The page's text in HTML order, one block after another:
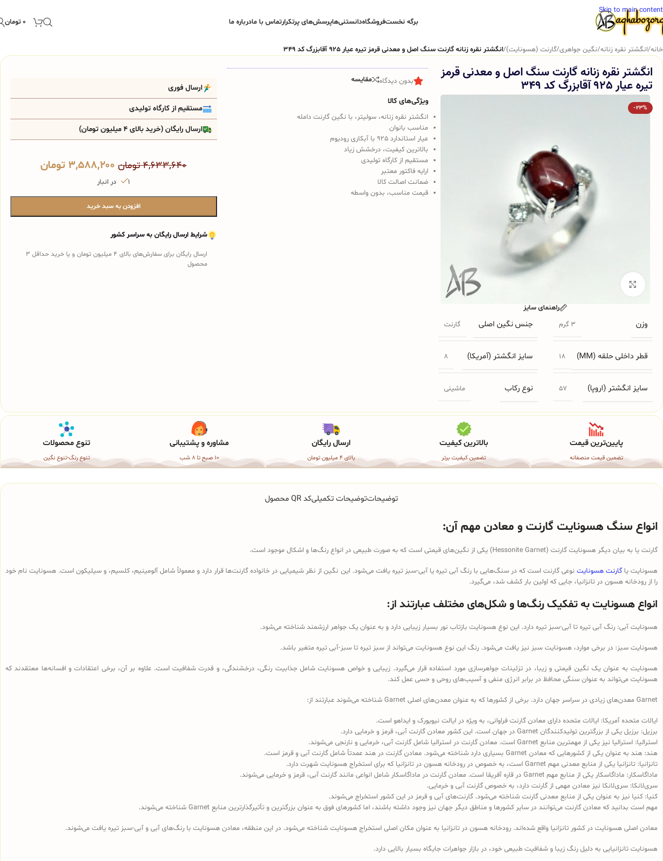
Skip to main content
برگه نخستفروشگاهدانستنی‌هاپرسش‌های پرتکرارتماس با مادرباره ما ۰ تومان
خانه/انگشتر نقره زنانه/نگین جواهری/گارنت (هسونایت)/انگشتر نقره زنانه گارنت سنگ اصل و معدنی قرمز تیره عیار 925 آقابزرگ کد 349
انگشتر نقره زنانه گارنت سنگ اصل و معدنی قرمز
تیره عیار 925 آقابزرگ کد 349
-23%
وزن 3 گرم جنس نگین اصلی گارنت
قطر داخلی حلقه (MM) 18 سایز انگشتر (آمریکا) 8
سایز انگشتر (اروپا) 57 نوع رکاب ماشینی
راهنمای سایز
بدون دیدگاه مقایسه
ویژگی‌های کالا
انگشتر نقره زنانه، سولیتر، با نگین گارنت دامله
مناسب بانوان
عیار استاندارد 925 با آبکاری رودیوم
بالاترین کیفیت، درخشش زیاد
مستقیم از کارگاه تولیدی
ارایه فاکتور معتبر
ضمانت اصالت کالا
قیمت مناسب، بدون واسطه
ارسال فوری
مستقیم از کارگاه تولیدی
ارسال رایگان (خرید بالای 4 میلیون تومان)
۴,۶۳۳,۶۴۰تومان ۳,۵۸۸,۲۰۰ تومان
1 در انبار
افزودن به سبد خرید
شرایط ارسال رایگان به سراسر کشور
ارسال رایگان برای سفارش‌های بالای 4 میلیون تومان و یا خرید حداقل 3
محصول
پایین‌ترین قیمت
تضمین قیمت منصفانه
بالاترین کیفیت
تضمین کیفیت برتر
ارسال رایگان
بالای 4 میلیون تومان
مشاوره و پشتیبانی
10 صبح تا 8 شب
تنوع محصولات
تنوع رنگ-تنوع نگین
توضیحاتتوضیحات تکمیلیکد QR محصول
انواع سنگ هسونایت گارنت و معادن مهم آن:
گارنت یا به بیان دیگر هسونایت گارنت (Hessonite Garnet) یکی از نگین‌های قیمتی است که به صورت طبیعی در انواع رنگ‌ها و اشکال موجود است.
هسونایت یاگارنت هسونایت نوعی گارنت است که در سنگ‌هایی با رنگ آبی تیره یا آبی-سبز تیره یافت می‌شود. این نگین از نظر شیمیایی در خانواده گارنت‌ها قرار دارد و معمولاً شامل آلومینیم، کلسیم، و سیلیکون است. هسونایت نام خود
را از رودخانه هسون در تانزانیا، جایی که اولین بار کشف شد، می‌گیرد.
انواع هسونایت به تفکیک رنگ‌ها و شکل‌های مختلف عبارتند از:
هسونایت آبی: رنگ آبی تیره تا آبی-سبز تیره دارد. این نوع هسونایت بازتاب نور بسیار زیبایی دارد و به عنوان یک جواهر ارزشمند شناخته می‌شود.
هسونایت سبز: در برخی موارد، هسونایت سبز نیز یافت می‌شود. رنگ این نوع هسونایت می‌تواند از سبز تیره تا سبز-آبی تیره متغیر باشد.
هسونایت به عنوان یک نگین قیمتی و زیبا، در تزئینات جواهرسازی مورد استفاده قرار می‌گیرد. زیبایی و خواص هسونایت شامل جذابیت رنگی، درخشندگی، و قدرت شفافیت است. علاوه بر آن، برخی اعتقادات و افسانه‌ها معتقدند که
هسونایت می‌تواند به عنوان سنگی محافظ در برابر انرژی منفی و آسیب‌های روحی و حسی عمل کند.
Garnet معدن‌های زیادی در سراسر جهان دارد. برخی از کشورها که به عنوان معدن‌های اصلی Garnet شناخته می‌شوند عبارتند از:
ایالات متحده آمریکا: ایالات متحده دارای معادن گارنت فراوانی، به ویژه در ایالت نیویورک و ایداهو است.
برزیل: برزیل یکی از بزرگترین تولیدکنندگان Garnet در جهان است. این کشور معادن گارنت آبی، قرمز و خرمایی دارد.
استرالیا: استرالیا نیز یکی از مهمترین منابع Garnet است. معادن گارنت در استرالیا شامل گارنت آبی، خرمایی و نارنجی می‌شوند.
هند: هند به عنوان یکی از کشورهایی که معادن‌ Garnet بسیاری دارد شناخته می‌شود. معادن‌ گارنت در هند عمدتاً شامل گارنت آبی و قرمز است.
تانزانیا: تانزانیا یکی از منابع معدنی مهم Garnet است، به خصوص در رودخانه هسون در تانزانیا که برای استخراج هسونایت شهرت دارد.
ماداگاسکار: ماداگاسکار یکی از منابع مهم Garnet در قاره آفریقا است. معادن گارنت در ماداگاسکار شامل انواعی مانند گارنت آبی، قرمز و خرمایی می‌شوند.
سری‌لانکا: سری‌لانکا نیز معادن‌ مهمی از گارنت دارد، به خصوص گارنت آبی و خرمایی.
کنیا: کنیا نیز به عنوان یکی از منابع معدنی گارنت شناخته می‌شود. گارنت‌های آبی و قرمز در این کشور استخراج می‌شوند.
مهم است بدانید که معادن گارنت می‌توانند در سایر کشورها و مناطق دیگر جهان نیز وجود داشته باشند، اما کشورهای فوق به عنوان بزرگترین و تأثیرگذارترین منابع Garnet شناخته می‌شوند.
معادن اصلی هسونایت در کشور تانزانیا واقع شده‌اند. رودخانه هسون در تانزانیا به عنوان مکان اصلی استخراج هسونایت شناخته می‌شود. در این منطقه، معادن هسونایت با رنگ‌های آبی و آبی-سبز تیره یافت می‌شوند.
هسونایت تانزانیایی به دلیل رنگ زیبا و شفافیت طبیعی خود، در بازار جواهرات جایگاه بسیار بالایی دارد.